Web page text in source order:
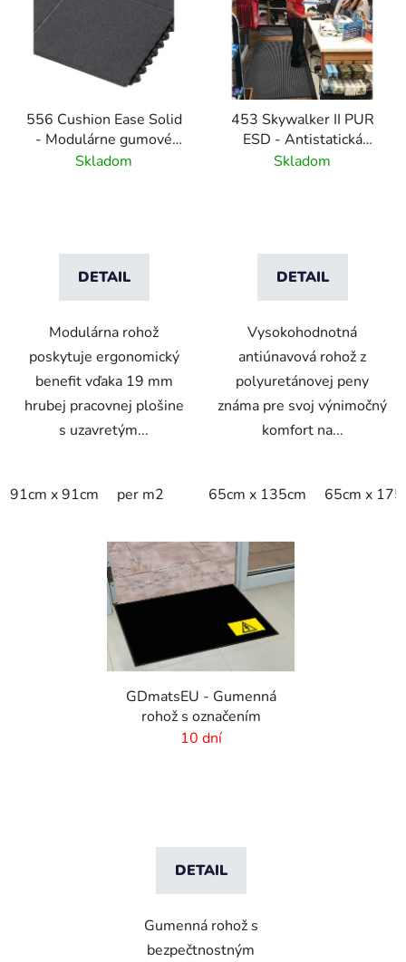
556 Cushion Ease Solid
- Modulárne gumové
dlaždice pre ťažkú
Skladom
DETAIL
Modulárna rohož
poskytuje ergonomický
benefit vďaka 19 mm
hrubej pracovnej plošine
s uzavretým...
91cm x 91cm per m2
453 Skywalker II PUR
ESD - Antistatická
polyuretánová rohož s
Skladom
DETAIL
Vysokohodnotná
antiúnavová rohož z
polyuretánovej peny
známa pre svoj výnimočný
komfort na...
65cm x 135cm 65cm x
GDmatsEU - Gumenná
rohož s označením
10 dní
DETAIL
Gumenná rohož s
bezpečtnostným